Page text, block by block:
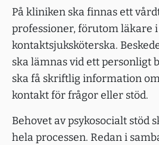
På kliniken ska finnas ett
professioner, förutom läkare
kontaktsjuksköterska.
ska lämnas vid ett personligt
ska få skriftlig information
kontakt för frågor eller stöd.
Behovet av psykosocialt stöd
hela processen. Redan i